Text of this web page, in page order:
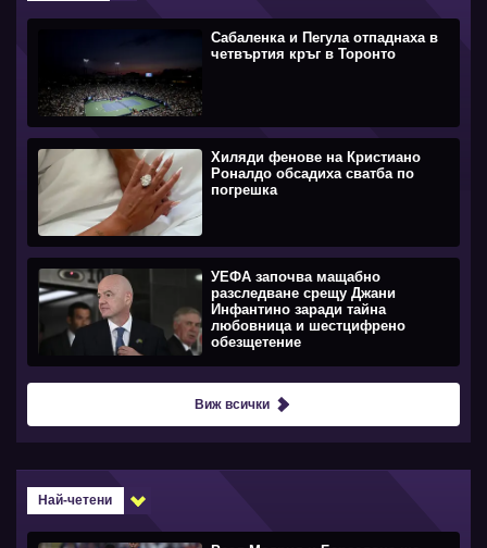
Сабаленка и Пегула отпаднаха в
четвъртия кръг в Торонто
Хиляди фенове на Кристиано
Роналдо обсадиха сватба по
погрешка
УЕФА започва мащабно
разследване срещу Джани
Инфантино заради тайна
любовница и шестцифрено
обезщетение
Виж всички
Най-четени